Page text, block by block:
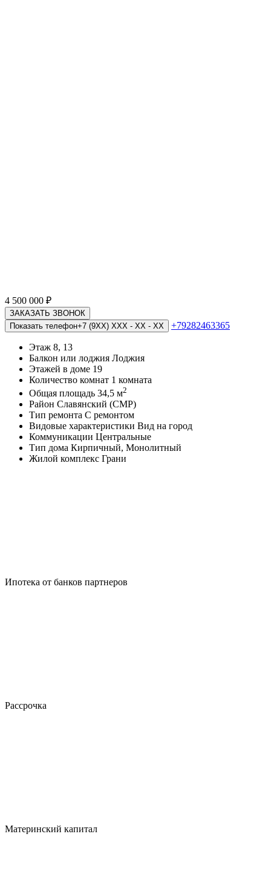
4 500 000 ₽
ЗАКАЗАТЬ ЗВОНОК
Показать телефон+7 (9XX) XXX - XX - XX +79282463365
Этаж 8, 13
Балкон или лоджия Лоджия
Этажей в доме 19
Количество комнат 1 комната
Общая площадь 34,5 м2
Район Славянский (СМР)
Тип ремонта С ремонтом
Видовые характеристики Вид на город
Коммуникации Центральные
Тип дома Кирпичный, Монолитный
Жилой комплекс Грани
Ипотека от банков партнеров
Рассрочка
Материнский капитал